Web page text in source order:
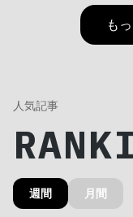
も
人気記事
週間 月間